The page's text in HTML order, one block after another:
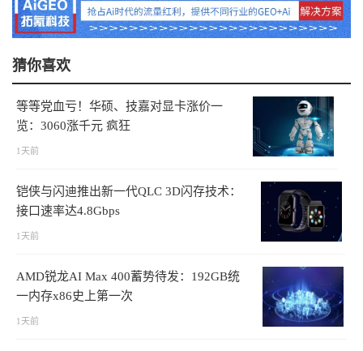
猜你喜欢
等等党血亏！华硕、技嘉对显卡涨价一
览：3060涨千元 疯狂
1天前
铠侠与闪迪推出新一代QLC 3D闪存技术：
接口速率达4.8Gbps
1天前
AMD锐龙AI Max 400蓄势待发：192GB统
一内存x86史上第一次
1天前